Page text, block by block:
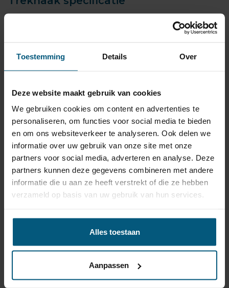
Toestemming Details Over
Deze website maakt gebruik van cookies
We gebruiken cookies om content en advertenties te
personaliseren, om functies voor social media te bieden
en om ons websiteverkeer te analyseren. Ook delen we
informatie over uw gebruik van onze site met onze
partners voor social media, adverteren en analyse. Deze
partners kunnen deze gegevens combineren met andere
informatie die u aan ze heeft verstrekt of die ze hebben
verzameld op basis van uw gebruik van hun services.
Alles toestaan
Aanpassen
GDW2131T60-P
Uitvoering
Na afname van de kogel, is
onttrokken.
Maximaal trekgewicht
2150 kg
Maximale kogeldruk
100 kg
Europees keurmerk
Ja
Bumperuitsnede
Ja
Uitsnede zichtbaar
Montagetijd
2 uur
RS4
Opmerking
Ook voor S-line
Kabelset specificatie